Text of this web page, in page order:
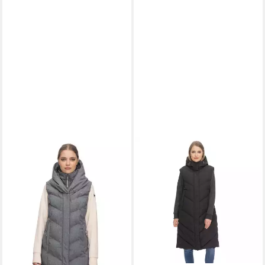
Steppweste